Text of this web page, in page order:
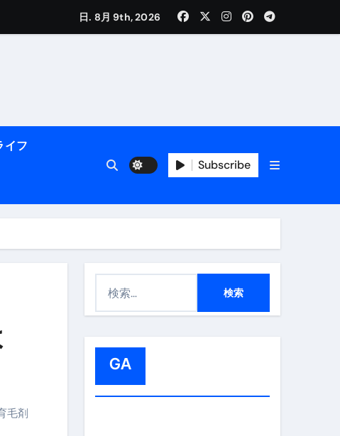
く解説
ピ付き | ダイエット中の食事
イン】
日. 8月 9th, 2026
イフ
Subscribe
毛剤
GA